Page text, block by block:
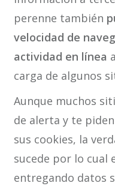
perenne también
velocidad de
actividad en línea
carga de algunos
Aunque muchos
de alerta y te
sus cookies, la
sucede por lo cual
entregando datos